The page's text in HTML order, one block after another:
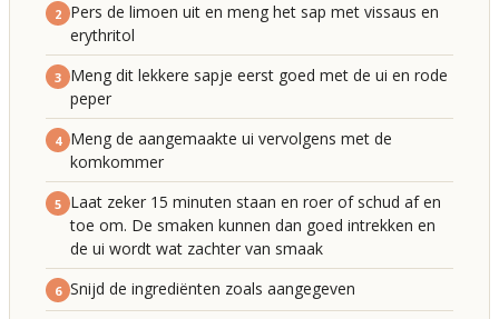
2 Pers de limoen uit en meng het sap met vissaus en
erythritol
3 Meng dit lekkere sapje eerst goed met de ui en rode
peper
4 Meng de aangemaakte ui vervolgens met de
komkommer
5 Laat zeker 15 minuten staan en roer of schud af en
toe om. De smaken kunnen dan goed intrekken en
de ui wordt wat zachter van smaak
6 Snijd de ingrediënten zoals aangegeven